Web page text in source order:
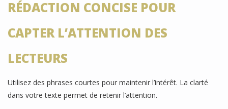
RÉDACTION CONCISE POUR
CAPTER L’ATTENTION DES
LECTEURS
Utilisez des phrases courtes pour maintenir l’intérêt. La clarté
dans votre texte permet de retenir l’attention.